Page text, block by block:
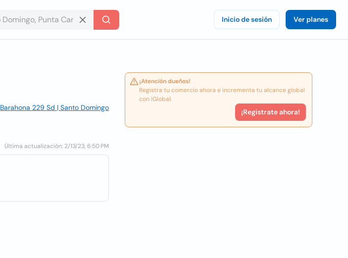
Inicio de sesión Ver planes
Barahona 229 Sd | Santo Domingo
Última actualización: 2/13/23, 6:50 PM
¡Atención dueños!
Registra tu comercio ahora e incrementa tu alcance global
con iGlobal.
¡Registrate ahora!